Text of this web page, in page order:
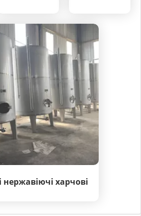
нержавіючі харчові